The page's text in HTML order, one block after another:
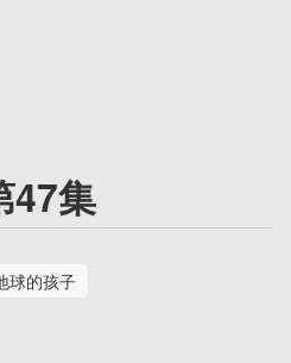
47集
球的孩子